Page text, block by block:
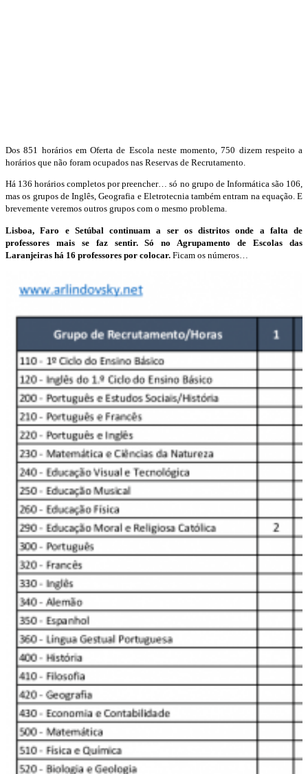
Dos 851 horários em Oferta de Escola neste momento, 750 dizem respeito a
horários que não foram ocupados nas Reservas de Recrutamento.
Há 136 horários completos por preencher… só no grupo de Informática são 106,
mas os grupos de Inglês, Geografia e Eletrotecnia também entram na equação. E
brevemente veremos outros grupos com o mesmo problema.
Lisboa, Faro e Setúbal continuam a ser os distritos onde a falta de
professores mais se faz sentir. Só no Agrupamento de Escolas das
Laranjeiras há 16 professores por colocar. Ficam os números…